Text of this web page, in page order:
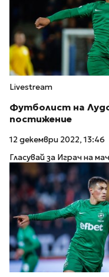
Livestream
Футболист на
постижение
12 декември 2022, 13:46
Гласувай за Играч на